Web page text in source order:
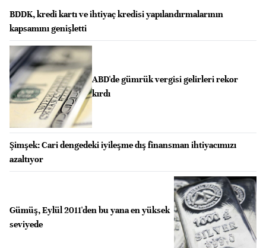
BDDK, kredi kartı ve ihtiyaç kredisi yapılandırmalarının
kapsamını genişletti
ABD'de gümrük vergisi gelirleri rekor
kırdı
Şimşek: Cari dengedeki iyileşme dış finansman ihtiyacımızı
azaltıyor
Gümüş, Eylül 2011'den bu yana en yüksek
seviyede